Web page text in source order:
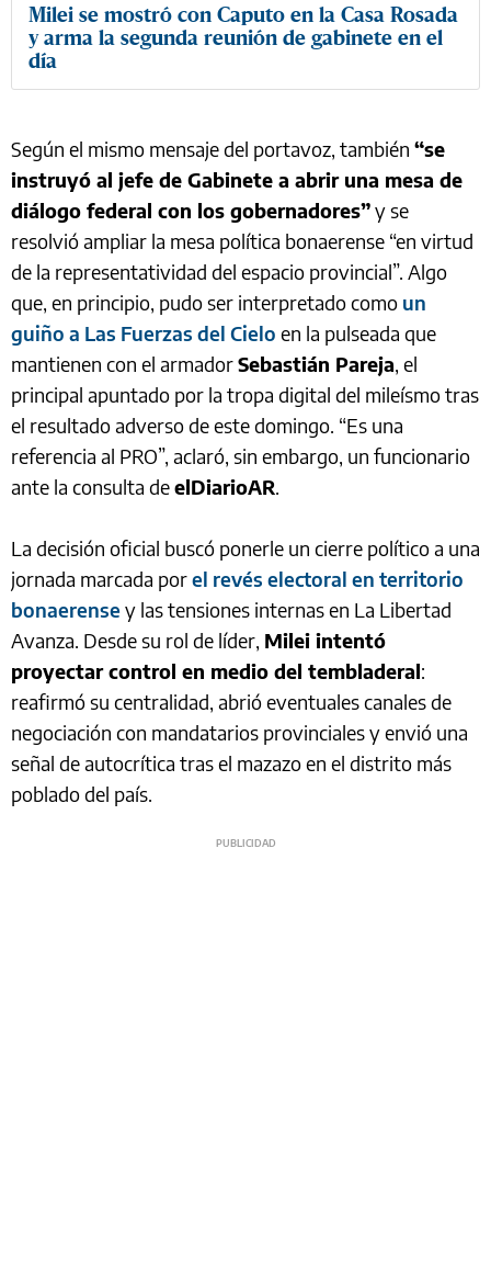
Milei se mostró con Caputo en la Casa Rosada
y arma la segunda reunión de gabinete en el
día
Según el mismo mensaje del portavoz, también “se
instruyó al jefe de Gabinete a abrir una mesa de
diálogo federal con los gobernadores”y se
resolvió ampliar la mesa política bonaerense “en virtud
de la representatividad del espacio provincial”. Algo
que, en principio, pudo ser interpretado como un
guiño a Las Fuerzas del Cielo en la pulseada que
mantienen con el armadorSebastián Pareja, el
principal apuntado por la tropa digital del mileísmo tras
el resultado adverso de este domingo. “Es una
referencia al PRO”, aclaró, sin embargo, un funcionario
ante la consulta deelDiarioAR.
La decisión oficial buscó ponerle un cierre político a una
jornada marcada porel revés electoral en territorio
bonaerensey las tensiones internas en La Libertad
Avanza. Desde su rol de líder, Milei intentó
proyectar control en medio del tembladeral:
reafirmó su centralidad, abrió eventuales canales de
negociación con mandatarios provinciales y envió una
señal de autocrítica tras el mazazo en el distrito más
poblado del país.